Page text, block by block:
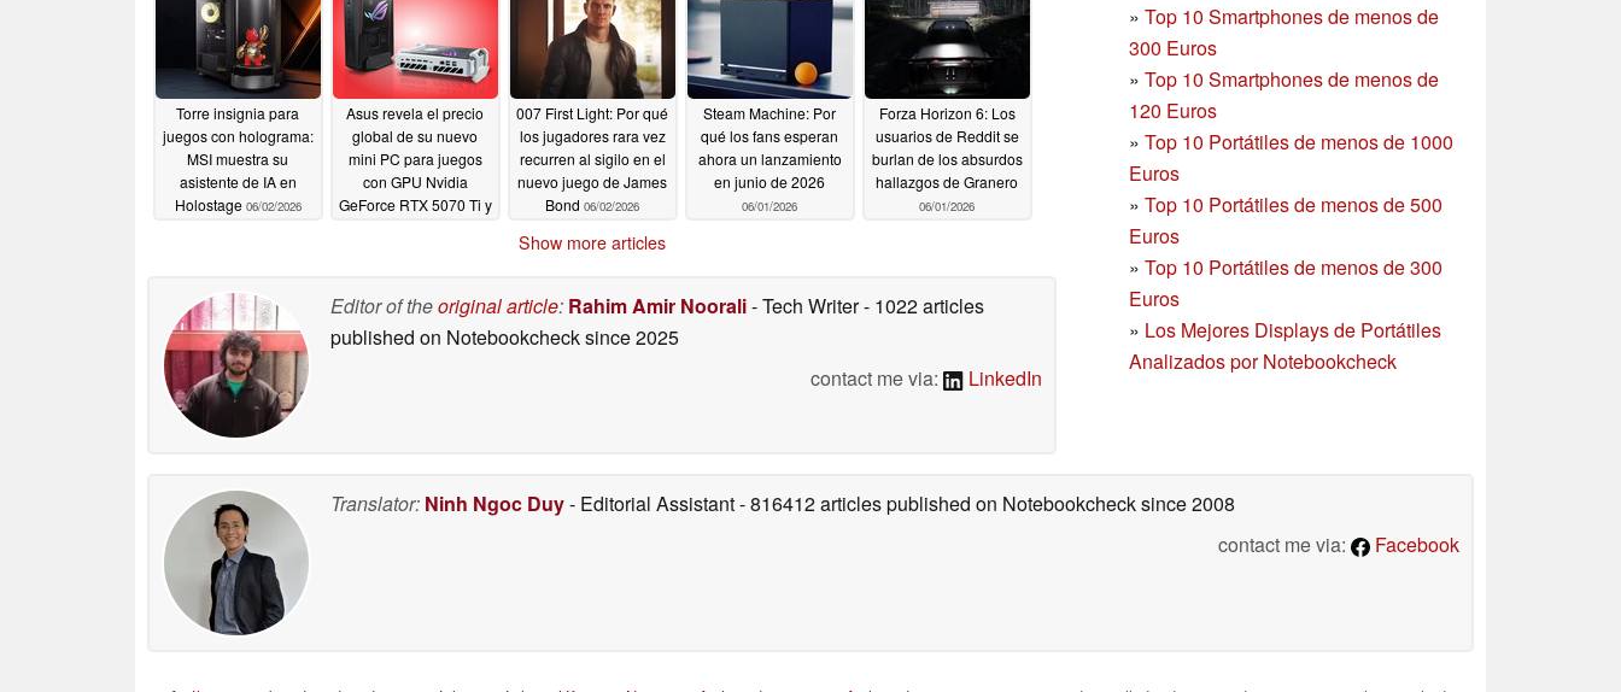
» Top 10 Smartphones de menos de
300 Euros
» Top 10 Smartphonesde menos de
120 Euros
» Top 10 Portátiles de menos de 1000
Euros
» Top 10 Portátiles de menos de 500
Euros
» Top 10 Portátiles de menos de 300
Euros
» Los Mejores Displays de Portátiles
Analizados por Notebookcheck
Torre insignia para
juegos con holograma:
MSI muestra su
asistente de IA en
Holostage 06/02/2026
Asus revela el precio
global de su nuevo
mini PC para juegos
con GPU Nvidia
GeForce RTX 5070 Ti y
007 First Light: Por qué
los jugadores rara vez
recurren al sigilo en el
nuevo juego de James
Bond 06/02/2026
Steam Machine: Por
qué los fans esperan
ahora un lanzamiento
en junio de 2026
06/01/2026
Forza Horizon 6: Los
usuarios de Reddit se
burlan de los absurdos
hallazgos de Granero
06/01/2026
Show more articles
Editor of theoriginal article: Rahim Amir Noorali- Tech Writer- 1022 articles
published on Notebookchecksince 2025
contact me via:
LinkedIn
Translator: Ninh Ngoc Duy- Editorial Assistant- 816412 articles published on Notebookchecksince 2008
contact me via:
Facebook